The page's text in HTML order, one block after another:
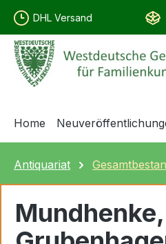
Zur
DHL Versand
Home
Antiquariat